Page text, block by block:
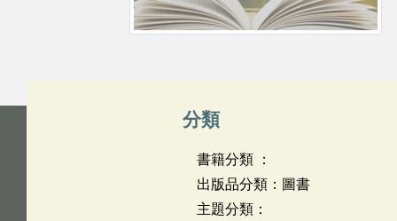
分類
書籍分類 ：
出版品分類：圖書
主題分類：